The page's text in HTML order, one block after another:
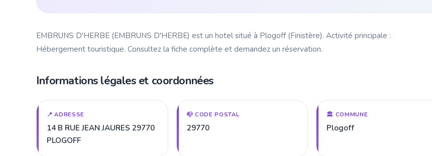
EMBRUNS D'HERBE (EMBRUNS D'HERBE) est un hotel situé à Plogoff (Finistère). Activité principale :
Hébergement touristique. Consultez la fiche complète et demandez un réservation.
Informations légales et coordonnées
📍 ADRESSE
14 B RUE JEAN JAURES 29770
PLOGOFF
📪 CODE POSTAL
29770
🏛️ COMMUNE
Plogoff